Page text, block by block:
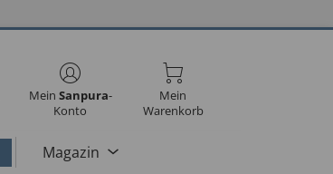
Mein Sanpura-
Konto
Mein
Warenkorb
Magazin